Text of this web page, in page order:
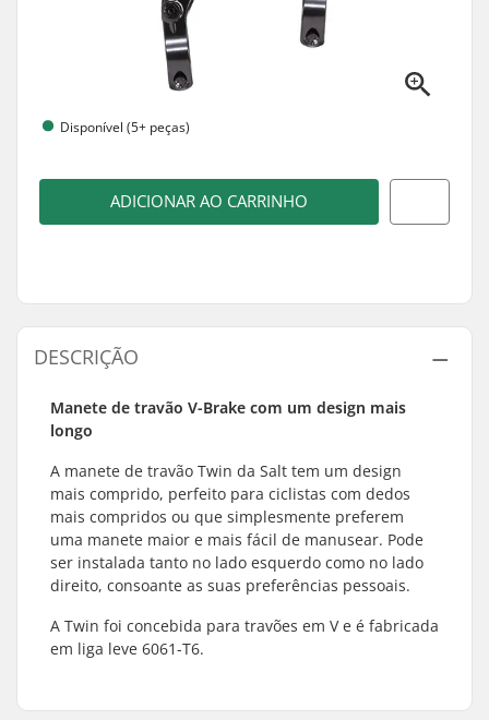
Disponível (5+ peças)
ADICIONAR AO CARRINHO
DESCRIÇÃO
Manete de travão V-Brake com um design mais
longo
A manete de travão Twin da Salt tem um design
mais comprido, perfeito para ciclistas com dedos
mais compridos ou que simplesmente preferem
uma manete maior e mais fácil de manusear. Pode
ser instalada tanto no lado esquerdo como no lado
direito, consoante as suas preferências pessoais.
A Twin foi concebida para travões em V e é fabricada
em liga leve 6061-T6.